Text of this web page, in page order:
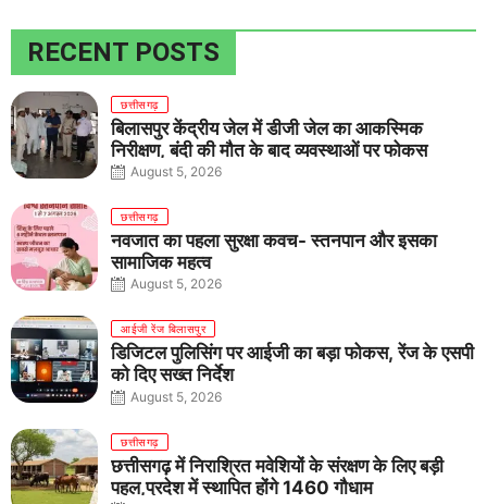
RECENT POSTS
छत्तीसगढ़
बिलासपुर केंद्रीय जेल में डीजी जेल का आकस्मिक
निरीक्षण, बंदी की मौत के बाद व्यवस्थाओं पर फोकस
August 5, 2026
छत्तीसगढ़
नवजात का पहला सुरक्षा कवच- स्तनपान और इसका
सामाजिक महत्व
August 5, 2026
आईजी रेंज बिलासपुर
डिजिटल पुलिसिंग पर आईजी का बड़ा फोकस, रेंज के एसपी
को दिए सख्त निर्देश
August 5, 2026
छत्तीसगढ़
छत्तीसगढ़ में निराश्रित मवेशियों के संरक्षण के लिए बड़ी
पहल,प्रदेश में स्थापित होंगे 1460 गौधाम